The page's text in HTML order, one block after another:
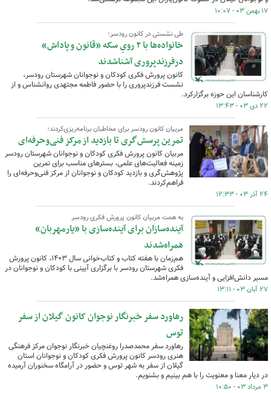
۱۷ بهمن ۰۳ - ۱۰:۰۷
طی نشستی در کانون رودسر؛
خانواده‌ها با ۲ رویِ سکه «قانون و پاداش»
درفرزندپروری آشناشدند
کانون پرورش فکری کودکان و نوجوانان شهرستان رودسر،
نشست فرزندپروری را با حضور فاطمه مجتهدی روانشناس و از
کارشناسان این حوزه برگزارکرد.
۲۲ دی ۰۳ - ۱۳:۴۳
مربیان کانون رودسر برای مخاطبان برنامه‌ریزی‌کردند؛
تمرین پرسش‌گری تا بازدید از مرکز فنی‌وحرفه‌ای
مربیان کانون پرورش فکری کودکان و نوجوانان شهرستان رودسر
زمینه فعالیت‌های علمی، بسترهای مناسب برای تمرین
پژوهش‌گری و بازدید کودکان و نوجوانان از مرکز فنی‌وحرفه‌ای را
فراهم‌کردند.
۲۴ آذر ۰۳ - ۱۲:۳۳
به همت مربیان کانون پرورش فکری رودسر
آینده‌سازان برای آینده‌سازی با «یارمهربان»
همراه‌شدند
هم‌زمان با هفته کتاب و کتاب‌خوانی سال ۱۴۰۳، کانون پرورش
فکری شهرستان رودسر با برگزاری آیینی با کودکان و نوجوانان در
مسیر دانش‌افزایی و آینده‌سازی همراه‌شد.
۲۷ آبان ۰۳ - ۱۳:۱۱
رهاورد سفر خبرنگار نوجوان کانون گیلان از سفر
توس
رهاورد سفر محمدصدرا روغنچیان خبرنگار نوجوان مرکز فرهنگی
هنری رودسر کانون پرورش فکری کودکان و نوجوانان استان
گیلان از سفر به شهر توس و حضور در آرامگاه سخنوران آرمیده
در دیار معنا و معنویت را با هم بینیم و بشنویم.
۳ مرداد ۰۳ - ۱۰:۵۰